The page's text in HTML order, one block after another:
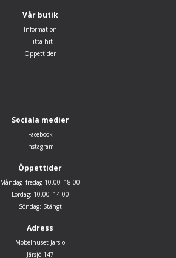
Vår butik
Information
Hitta hit
Öppettider
Sociala medier
Facebook
Instagram
Öppettider
Måndag–fredag 10.00–18.00
Lördag: 10.00–14.00
Söndag: Stängt
Adress
Möbelhuset Järsjö
Järsjö 147